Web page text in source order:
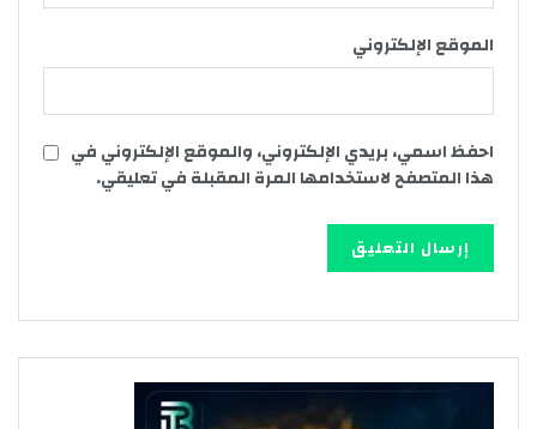
الموقع الإلكتروني
احفظ اسمي، بريدي الإلكتروني، والموقع الإلكتروني في
هذا المتصفح لاستخدامها المرة المقبلة في تعليقي.